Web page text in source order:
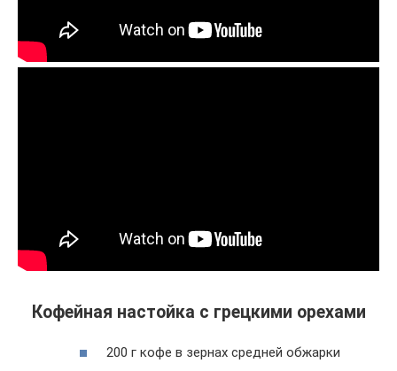
Кофейная настойка с грецкими орехами
200 г кофе в зернах средней обжарки